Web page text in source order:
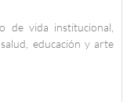
de vida institucional,
educación y arte